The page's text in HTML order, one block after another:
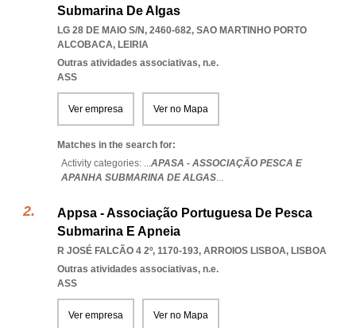
Submarina De Algas
LG 28 DE MAIO S/N, 2460-682, SAO MARTINHO PORTO
ALCOBACA, LEIRIA
Outras atividades associativas, n.e.
ASS
Ver empresa Ver no Mapa
Matches in the search for:
Activity categories: ...APASA - ASSOCIAÇÃO PESCA E
APANHA SUBMARINA DE ALGAS...
Appsa - Associação Portuguesa De Pesca
Submarina E Apneia
R JOSÉ FALCÃO 4 2º, 1170-193, ARROIOS LISBOA, LISBOA
Outras atividades associativas, n.e.
ASS
Ver empresa Ver no Mapa